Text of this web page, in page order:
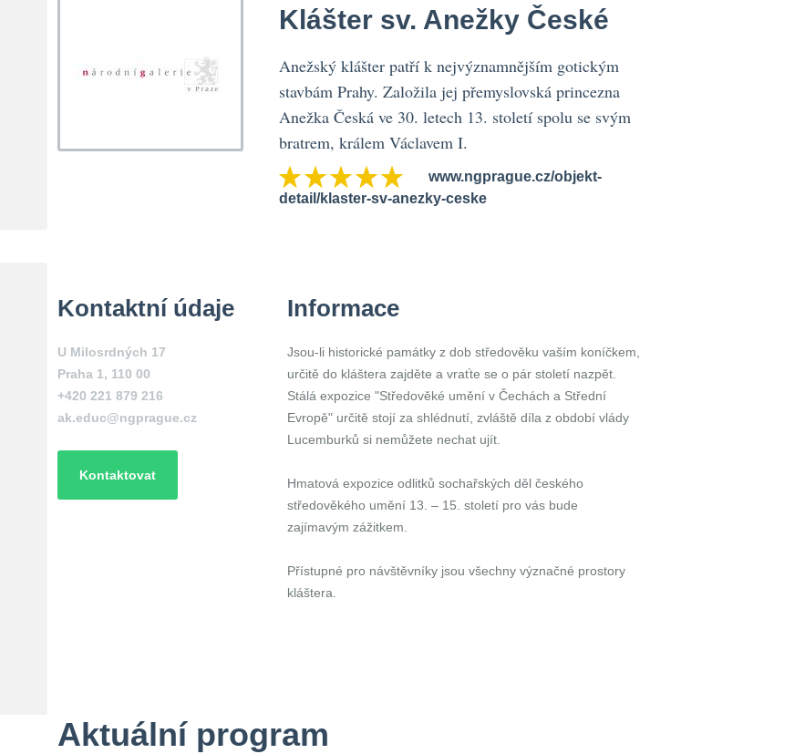
Klášter sv. Anežky České
Anežský klášter patří k nejvýznamnějším gotickým
stavbám Prahy. Založila jej přemyslovská princezna
Anežka Česká ve 30. letech 13. století spolu se svým
bratrem, králem Václavem I.
www.ngprague.cz/objekt-
detail/klaster-sv-anezky-ceske
Kontaktní údaje
U Milosrdných 17
Praha 1, 110 00
+420 221 879 216
ak.educ@ngprague.cz
Kontaktovat
Informace
Jsou-li historické památky z dob středověku vaším koníčkem,
určitě do kláštera zajděte a vraťte se o pár století nazpět.
Stálá expozice "Středověké umění v Čechách a Střední
Evropě" určitě stojí za shlédnutí, zvláště díla z období vlády
Lucemburků si nemůžete nechat ujít.
Hmatová expozice odlitků sochařských děl českého
středověkého umění 13. – 15. století pro vás bude
zajímavým zážitkem.
Přístupné pro návštěvníky jsou všechny význačné prostory
kláštera.
Aktuální program